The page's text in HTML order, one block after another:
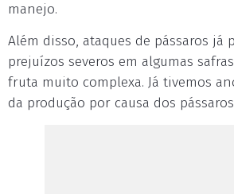
manejo.
Além disso, ataques de pássaros já
prejuízos severos em algumas
fruta muito complexa. Já tivemos
da produção por causa dos